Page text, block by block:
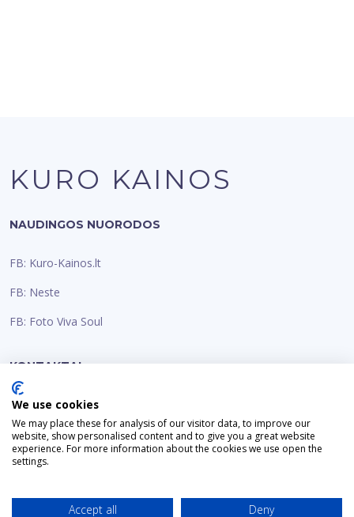
KURO KAINOS
NAUDINGOS NUORODOS
FB: Kuro-Kainos.lt
FB: Neste
FB: Foto Viva Soul
KONTAKTAI
Email: info@kuro-kainos.lt
We use cookies
We may place these for analysis of our visitor data, to improve our
website, show personalised content and to give you a great website
experience. For more information about the cookies we use open the
settings.
Accept all Deny